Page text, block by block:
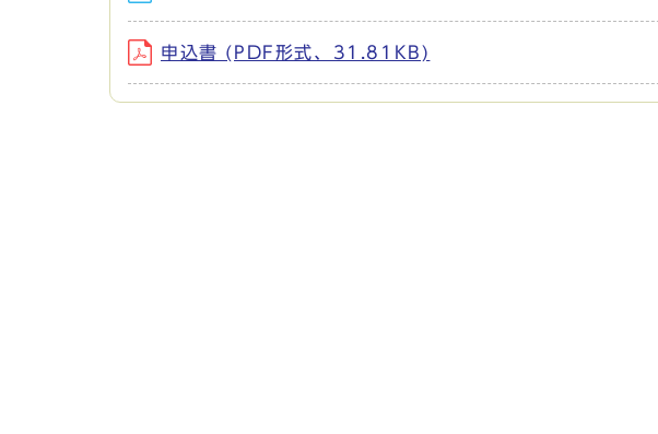
申込書 (PDF形式、31.81KB)